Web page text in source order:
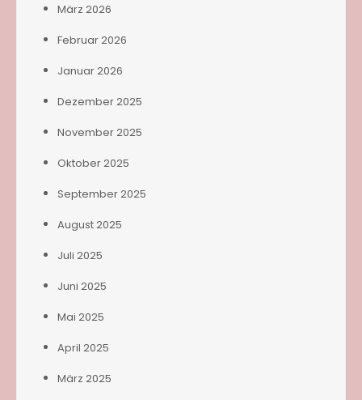
März 2026
Februar 2026
Januar 2026
Dezember 2025
November 2025
Oktober 2025
September 2025
August 2025
Juli 2025
Juni 2025
Mai 2025
April 2025
März 2025